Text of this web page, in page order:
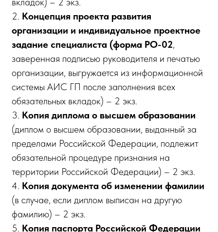
2. Концепция проекта развития
организации и индивидуальное проектное
задание специалиста (форма РО-02,
заверенная подписью руководителя и печатью
организации, выгружается из информационной
системы АИС ГП после заполнения всех
обязательных вкладок) – 2 экз.
3. Копия диплома о высшем образовании
(диплом о высшем образовании, выданный за
пределами Российской Федерации, подлежит
обязательной процедуре признания на
территории Российской Федерации) – 2 экз.
4. Копия документа об изменении фамилии
(в случае, если диплом выписан на другую
фамилию) – 2 экз.
5. Копия паспорта Российской Федерации